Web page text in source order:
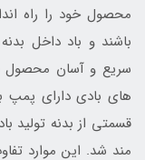
محصول خود را راه
باشند و باد داخل
سریع و آسان
های بادی دارای پمپ
قسمتی از بدنه تولید
مند شد. این موارد